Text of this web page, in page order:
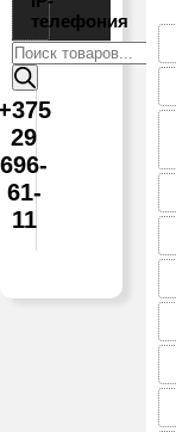
телефония
Поиск
товаров
29
696-
61-
11